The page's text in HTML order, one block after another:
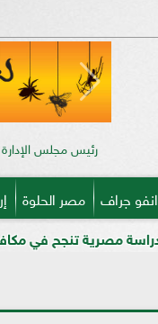
رئيس مجلس الإدارة
انفو جراف مصر الحلوة
في مكافحة ملوحة